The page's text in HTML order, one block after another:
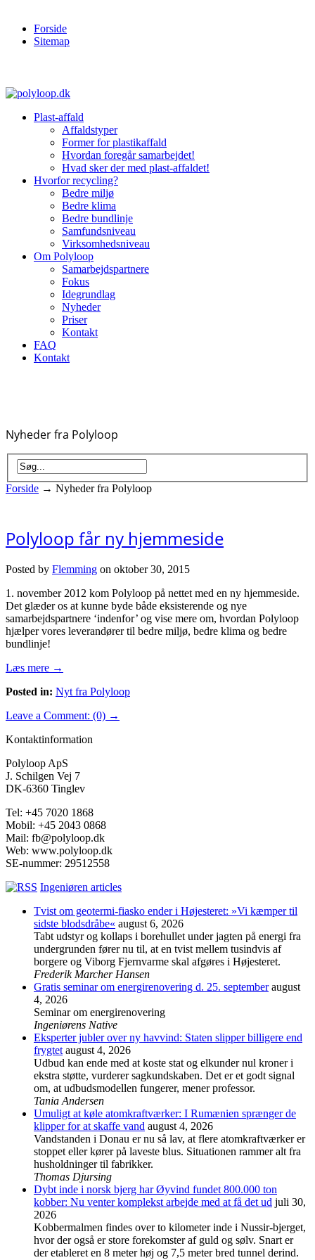
Forside
Sitemap
Plast-affald
Affaldstyper
Former for plastikaffald
Hvordan foregår samarbejdet!
Hvad sker der med plast-affaldet!
Hvorfor recycling?
Bedre miljø
Bedre klima
Bedre bundlinje
Samfundsniveau
Virksomhedsniveau
Om Polyloop
Samarbejdspartnere
Fokus
Idegrundlag
Nyheder
Priser
Kontakt
FAQ
Kontakt
Nyheder fra Polyloop
Forside → Nyheder fra Polyloop
Polyloop får ny hjemmeside
Posted by Flemming on oktober 30, 2015
1. november 2012 kom Polyloop på nettet med en ny hjemmeside.
Det glæder os at kunne byde både eksisterende og nye
samarbejdspartnere ‘indenfor’ og vise mere om, hvordan Polyloop
hjælper vores leverandører til bedre miljø, bedre klima og bedre
bundlinje!
Læs mere →
Posted in: Nyt fra Polyloop
Leave a Comment: (0) →
Kontaktinformation
Polyloop ApS
J. Schilgen Vej 7
DK-6360 Tinglev
Tel: +45 7020 1868
Mobil: +45 2043 0868
Mail: fb@polyloop.dk
Web: www.polyloop.dk
SE-nummer: 29512558
Ingeniøren articles
Tvist om geotermi-fiasko ender i Højesteret: »Vi kæmper til
sidste blodsdråbe« august 6, 2026
Tabt udstyr og kollaps i borehullet under jagten på energi fra
undergrunden fører nu til, at en tvist mellem tusindvis af
borgere og Viborg Fjernvarme skal afgøres i Højesteret.
Frederik Marcher Hansen
Gratis seminar om energirenovering d. 25. september august
4, 2026
Seminar om energirenovering
Ingeniørens Native
Eksperter jubler over ny havvind: Staten slipper billigere end
frygtet august 4, 2026
Udbud kan ende med at koste stat og elkunder nul kroner i
ekstra støtte, vurderer sagkundskaben. Det er et godt signal
om, at udbudsmodellen fungerer, mener professor.
Tania Andersen
Umuligt at køle atomkraftværker: I Rumænien sprænger de
klipper for at skaffe vand august 4, 2026
Vandstanden i Donau er nu så lav, at flere atomkraftværker er
stoppet eller kører på laveste blus. Situationen rammer alt fra
husholdninger til fabrikker.
Thomas Djursing
Dybt inde i norsk bjerg har Øyvind fundet 800.000 ton
kobber: Nu venter komplekst arbejde med at få det ud juli 30,
2026
Kobbermalmen findes over to kilometer inde i Nussir-bjerget,
hvor der også er store forekomster af guld og sølv. Snart er
der etableret en 8 meter høj og 7,5 meter bred tunnel derind.